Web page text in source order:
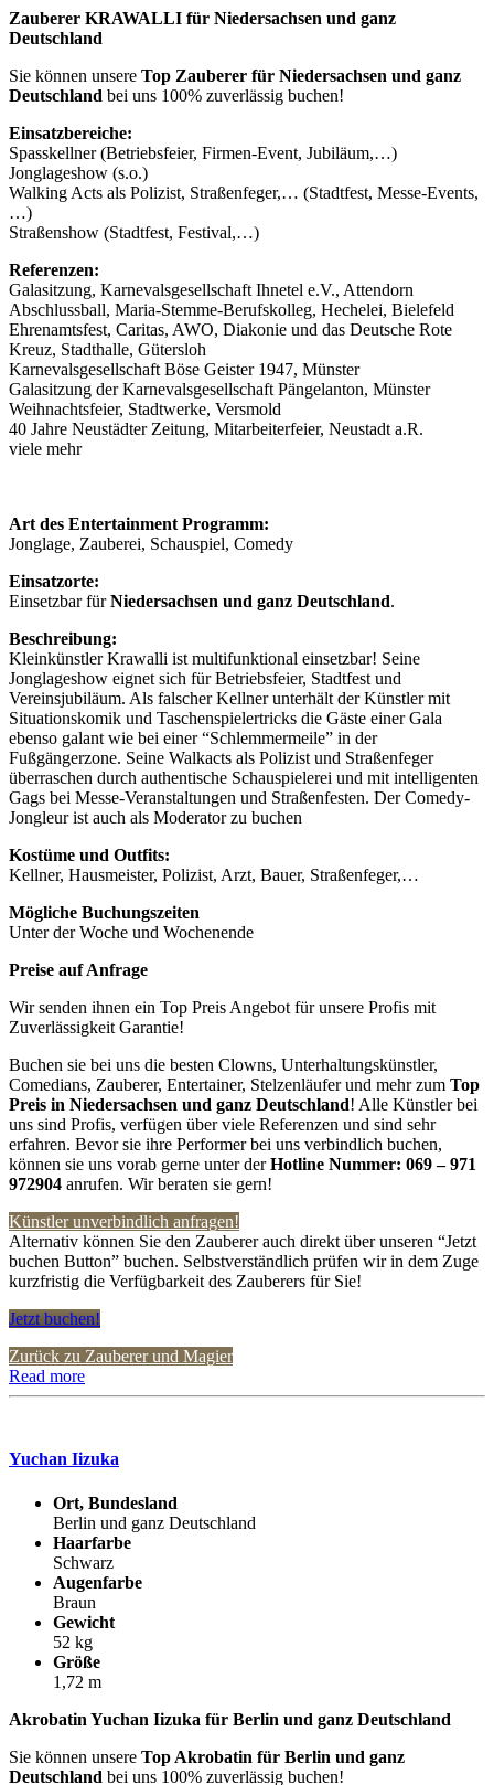
Zauberer KRAWALLI für Niedersachsen und ganz
Deutschland
Sie können unsere Top Zauberer für Niedersachsen und ganz
Deutschland bei uns 100% zuverlässig buchen!
Einsatzbereiche:
Spasskellner (Betriebsfeier, Firmen-Event, Jubiläum,…)
Jonglageshow (s.o.)
Walking Acts als Polizist, Straßenfeger,… (Stadtfest, Messe-Events,
…)
Straßenshow (Stadtfest, Festival,…)
Referenzen:
Galasitzung, Karnevalsgesellschaft Ihnetel e.V., Attendorn
Abschlussball, Maria-Stemme-Berufskolleg, Hechelei, Bielefeld
Ehrenamtsfest, Caritas, AWO, Diakonie und das Deutsche Rote
Kreuz, Stadthalle, Gütersloh
Karnevalsgesellschaft Böse Geister 1947, Münster
Galasitzung der Karnevalsgesellschaft Pängelanton, Münster
Weihnachtsfeier, Stadtwerke, Versmold
40 Jahre Neustädter Zeitung, Mitarbeiterfeier, Neustadt a.R.
viele mehr
Art des Entertainment Programm:
Jonglage, Zauberei, Schauspiel, Comedy
Einsatzorte:
Einsetzbar fürNiedersachsen und ganz Deutschland.
Beschreibung:
Kleinkünstler Krawalli ist multifunktional einsetzbar! Seine
Jonglageshow eignet sich für Betriebsfeier, Stadtfest und
Vereinsjubiläum. Als falscher Kellner unterhält der Künstler mit
Situationskomik und Taschenspielertricks die Gäste einer Gala
ebenso galant wie bei einer “Schlemmermeile” in der
Fußgängerzone. Seine Walkacts als Polizist und Straßenfeger
überraschen durch authentische Schauspielerei und mit intelligenten
Gags bei Messe-Veranstaltungen und Straßenfesten. Der Comedy-
Jongleur ist auch als Moderator zu buchen
Kostüme und Outfits:
Kellner, Hausmeister, Polizist, Arzt, Bauer, Straßenfeger,…
Mögliche Buchungszeiten
Unter der Woche und Wochenende
Preise auf Anfrage
Wir senden ihnen ein Top Preis Angebot für unsere Profis mit
Zuverlässigkeit Garantie!
Buchen sie bei uns die besten Clowns, Unterhaltungskünstler,
Comedians, Zauberer, Entertainer, Stelzenläufer und mehr zum Top
Preis in Niedersachsen und ganz Deutschland! Alle Künstler bei
uns sind Profis, verfügen über viele Referenzen und sind sehr
erfahren. Bevor sie ihre Performer bei uns verbindlich buchen,
können sie uns vorab gerne unter derHotline Nummer: 069 – 971
972904 anrufen. Wir beraten sie gern!
Künstler unverbindlich anfragen!
Alternativ können Sie den Zauberer auch direkt über unseren “Jetzt
buchen Button” buchen. Selbstverständlich prüfen wir in dem Zuge
kurzfristig die Verfügbarkeit des Zauberers für Sie!
Jetzt buchen!
Zurück zu Zauberer und Magier
Read more
Yuchan Iizuka
Ort, Bundesland
Berlin und ganz Deutschland
Haarfarbe
Schwarz
Augenfarbe
Braun
Gewicht
52 kg
Größe
1,72 m
Akrobatin Yuchan Iizuka für Berlin und ganz Deutschland
Sie können unsere Top Akrobatin für Berlin und ganz
Deutschland bei uns 100% zuverlässig buchen!